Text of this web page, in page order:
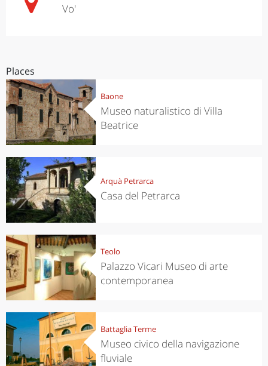
Vo'
Places
Baone
Museo naturalistico di Villa
Beatrice
Arquà Petrarca
Casa del Petrarca
Teolo
Palazzo Vicari Museo di arte
contemporanea
Battaglia Terme
Museo civico della navigazione
fluviale